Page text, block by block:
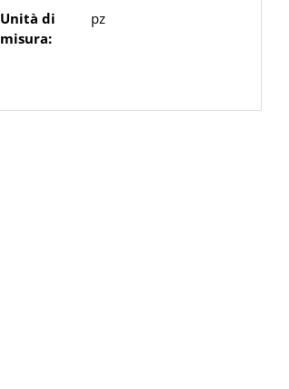
Unità di
misura:
pz